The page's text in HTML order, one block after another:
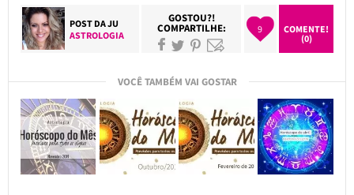
POST DAJU
ASTROLOGIA
GOSTOU?!
COMPARTILHE: 9
COMENTE!
(0)
VOCÊ TAMBÉM VAI GOSTAR